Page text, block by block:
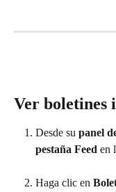
Ver boletines
Desde su panel
pestaña Feed en
Haga clic en